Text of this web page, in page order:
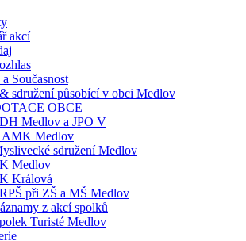
akcí
Současnost
sdružení působící v obci Medlov
OBCE
Medlov a JPO V
Medlov
sdružení Medlov
Medlov
Králová
při ZŠ a MŠ Medlov
z akcí spolků
Turisté Medlov